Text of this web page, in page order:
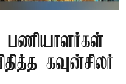
பணியாளர்கள்
கவுன்சிலர்